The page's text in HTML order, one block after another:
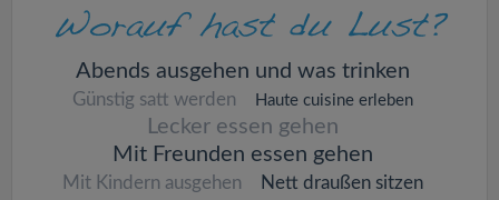
Abends ausgehen und was trinken
Günstig satt werden Haute cuisine erleben
Lecker essen gehen
Mit Freunden essen gehen
Mit Kindern ausgehen
Nett draußen sitzen